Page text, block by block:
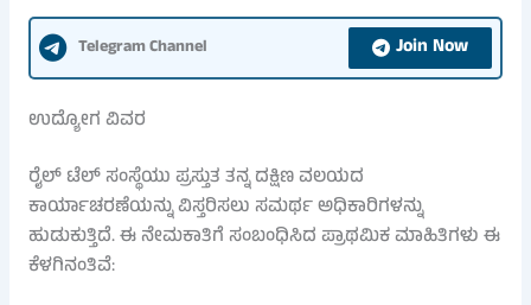
Telegram Channel Join Now
ಉದ್ಯೋಗ ವಿವರ
ರೈಲ್ ಟೆಲ್ ಸಂಸ್ಥೆಯು ಪ್ರಸ್ತುತ ತನ್ನ ದಕ್ಷಿಣ ವಲಯದ
ಕಾರ್ಯಾಚರಣೆಯನ್ನು ವಿಸ್ತರಿಸಲು ಸಮರ್ಥ ಅಧಿಕಾರಿಗಳನ್ನು
ಹುಡುಕುತ್ತಿದೆ. ಈ ನೇಮಕಾತಿಗೆ ಸಂಬಂಧಿಸಿದ ಪ್ರಾಥಮಿಕ ಮಾಹಿತಿಗಳು ಈ
ಕೆಳಗಿನಂತಿವೆ: